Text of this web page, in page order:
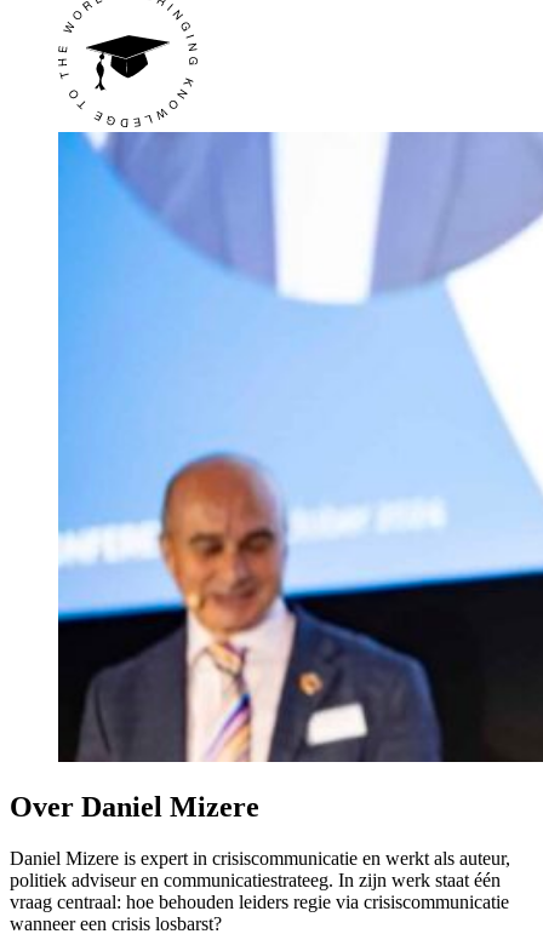
Over Daniel Mizere
Daniel Mizere is expert in crisiscommunicatie en werkt als auteur,
politiek adviseur en communicatiestrateeg. In zijn werk staat één
vraag centraal: hoe behouden leiders regie via crisiscommunicatie
wanneer een crisis losbarst?